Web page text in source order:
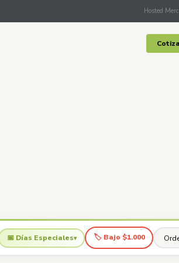
Hosted
📅 Días Especiales▾ 🏷 Bajo $1.000